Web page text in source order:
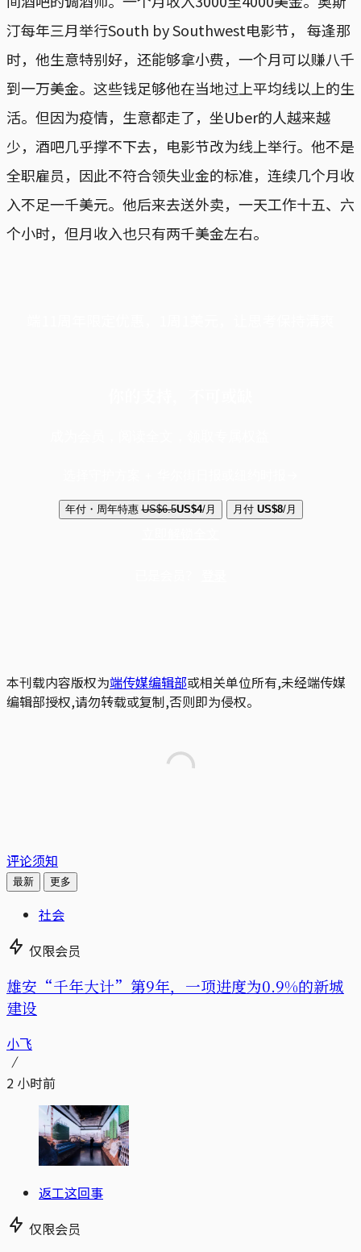
汀每年三月举行South by Southwest电影节， 每逢那
时，他生意特别好，还能够拿小费，一个月可以赚八千
到一万美金。这些钱足够他在当地过上平均线以上的生
活。但因为疫情，生意都走了，坐Uber的人越来越
少，酒吧几乎撑不下去，电影节改为线上举行。他不是
全职雇员，因此不符合领失业金的标准，连续几个月收
入不足一千美元。他后来去送外卖，一天工作十五、六
个小时，但月收入也只有两千美金左右。
年付・周年特惠 US$6.5US$4/月 月付 US$8/月
本刊载内容版权为端传媒编辑部或相关单位所有,未经端传媒
编辑部授权,请勿转载或复制,否则即为侵权。
评论须知
最新 更多
社会
仅限会员
雄安“千年大计”第9年，一项进度为0.9%的新城
建设
小飞
2 小时前
返工这回事
仅限会员